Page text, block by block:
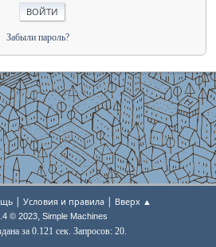
Забыли пароль?
| Условия и правила | Вверх ▲
© 2023, Simple Machines
за 0.121 сек. Запросов: 20.